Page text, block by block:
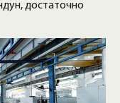
достаточно